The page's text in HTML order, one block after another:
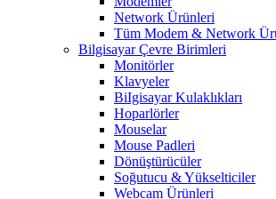
Network Ürünleri
Tüm Modem & Network
Bilgisayar Çevre Birimleri
Monitörler
Klavyeler
BiIgisayar Kulaklıkları
Hoparlörler
Mouselar
Mouse Padleri
Dönüştürücüler
Soğutucu & Yükselticiler
Webcam Ürünleri